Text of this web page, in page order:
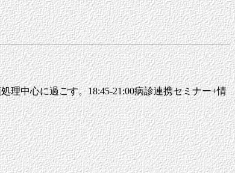
理中心に過ごす。18:45-21:00病診連携セミナー+情